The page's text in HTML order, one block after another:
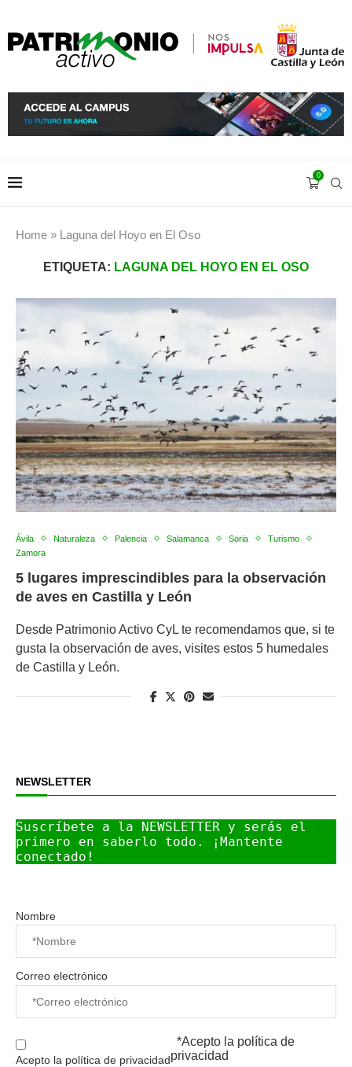
0
Home » Laguna del Hoyo en El Oso
ETIQUETA: LAGUNA DEL HOYO EN EL OSO
Ávila Naturaleza Palencia Salamanca Soria
Turismo
Zamora
5 lugares imprescindibles para la observación
de aves en Castilla y León
Desde Patrimonio Activo CyL te recomendamos que, si te
gusta la observación de aves, visites estos 5 humedales
de Castilla y León.
NEWSLETTER
Suscríbete a la NEWSLETTER y serás el
primero en saberlo todo. ¡Mantente
conectado!
Nombre
Correo electrónico
Acepto la política de privacidad
*Acepto la política de
privacidad